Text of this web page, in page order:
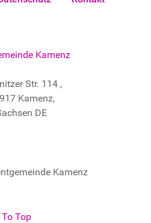
Kamenz
Str. 114 ,
Kamenz,
DE
Kamenz
To Top